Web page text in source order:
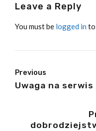
Leave a Reply
You must be logged in to
Previous
Uwaga na